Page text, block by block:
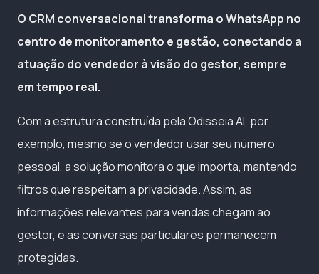
O CRM conversacional transforma o WhatsApp no
centro de monitoramento e gestão, conectando a
atuação do vendedor à visão do gestor, sempre
em tempo real.
Com a estrutura construída pela Odisseia AI, por
exemplo, mesmo se o vendedor usar seu número
pessoal, a solução monitora o que importa, mantendo
filtros que respeitam a privacidade. Assim, as
informações relevantes para vendas chegam ao
gestor, e as conversas particulares permanecem
protegidas.